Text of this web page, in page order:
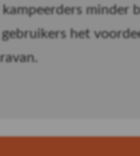
minder
het